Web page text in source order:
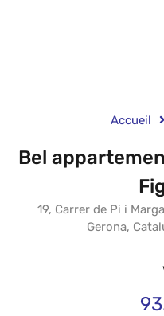
Accueil
Bel
19, Carrer de Pi i
Gerona,